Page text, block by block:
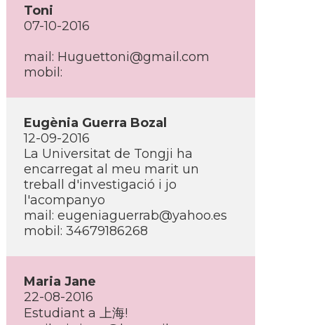
Toni
07-10-2016
mail: Huguettoni@gmail.com
mobil:
Eugènia Guerra Bozal
12-09-2016
La Universitat de Tongji ha
encarregat al meu marit un
treball d'investigació i jo
l'acompanyo
mail: eugeniaguerrab@yahoo.es
mobil: 34679186268
Maria Jane
22-08-2016
Estudiant a 上海!